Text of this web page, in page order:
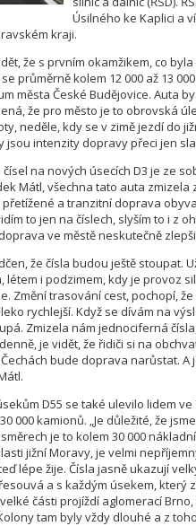
Úsilného ke Kaplici a
kraji.
že s prvním okamžikem, co
průměrně kolem 12 000 až 13
města České Budějovice. Auta
že pro město je to obrovská
neděle, kdy se v zimě jezdí do
jsou intenzity dopravy přeci jen
čísel na nových úsecích D3 je ze
Mátl, všechna tato auta
a tranzitní doprava
to jen na číslech, slyším to i z
ve městě neskutečně
že čísla budou ještě stoupat.
létem i podzimem, kdy je provoz
Změní trasování cest, pochopí,
rychlejší. Když se dívám na
Zmizela nám jednociferná
je vidět, že řidiči si na
bude doprava narůstat.
D55 se také ulevilo lidem
000 kamionů. „Je důležité, že
je to kolem 30 000
jižní Moravy, je velmi
lépe žije. Čísla jasně ukazují
a s každým úsekem, který
části projíždí aglomerací
tam byly vždy dlouhé a z